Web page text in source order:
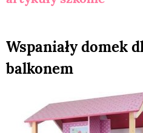
Wspaniały domek
balkonem